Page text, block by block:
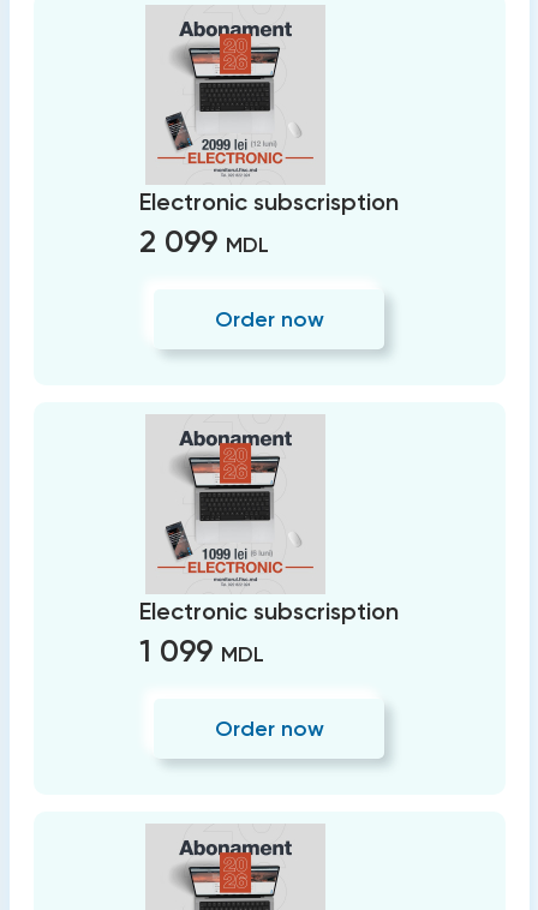
Electronic subscrisption
2 099 MDL
Order now
Electronic subscrisption
1 099 MDL
Order now